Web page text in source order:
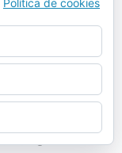
Política de cookies